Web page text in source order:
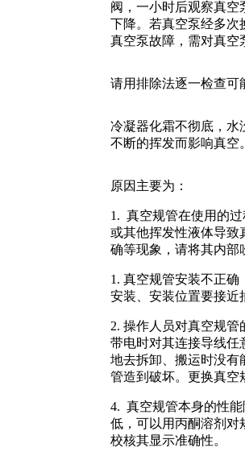
阀，一小时后观察真空
下降。若真空泵经多次
真空泵故障，需对真空
请用排除法逐一检查可
冷凝器化霜不彻底，水
不断的挥发而影响真空
原因主要为：
1. 真空规管在使用的
或其他挥发性液体导致
确等现象，请将其内部
1. 真空规管安装不正
安装、安装位置要接近
2. 操作人员对真空规
带电时对其连接导线任
地去拆卸、搬运时没有
管造到破坏。更换真空
4. 真空规管本身的性
低，可以用丙酮溶剂对
校核其显示准确性。